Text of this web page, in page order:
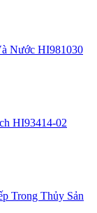
Nước HI981030
HI93414-02
Trong Thủy Sản